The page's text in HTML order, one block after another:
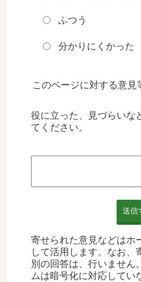
ふつう
分かりにくかった
このページに対する意見
役に立った、見づらいな
てください。
送信
寄せられた意見などはホ
して活用します。なお、
別の回答は、行いません
ムは暗号化に対応してい